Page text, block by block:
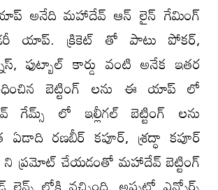
అనేది మహాదేవ్ ఆన్ లైన్ గేమింగ్
యాప్. క్రికెట్ తో పాటు పోకర్,
ఫుట్బాల్ కార్డు వంటి అనేక ఇతర
బెట్టింగ్ లను ఈ యాప్ లో
గేమ్స్ లో ఇల్లీగల్ బెట్టింగ్ లను
ఏడాది రణబీర్ కపూర్, శ్రద్ధా కపూర్
ప్రమోట్ చేయడంతో మహాదేవ్ బెట్టింగ్